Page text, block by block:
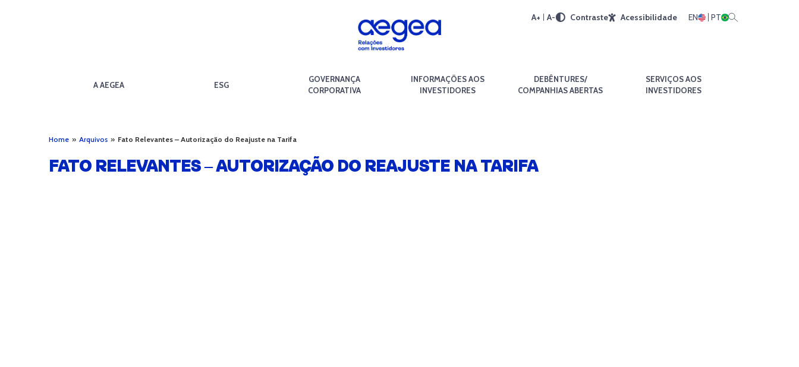
A+ A- Contraste Acessibilidade EN PT
A AEGEA ESG
GOVERNANÇA
CORPORATIVA
INFORMAÇÕES AOS
INVESTIDORES
DEBÊNTURES/
COMPANHIAS ABERTAS
SERVIÇOS AOS
INVESTIDORES
Home » Arquivos » Fato Relevantes – Autorização do Reajuste na Tarifa
FATO RELEVANTES – AUTORIZAÇÃO DO REAJUSTE NA TARIFA